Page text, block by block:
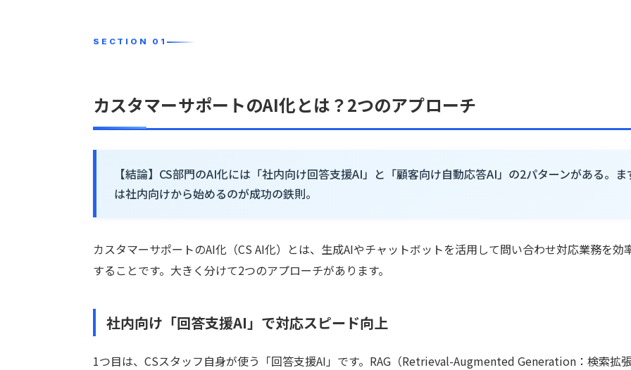
カスタマーサポートのAI化とは？2つのアプローチ
【結論】CS部門のAI化には「社内向け回答支援AI」と「顧客向け自動応答AI」の2パターンがある。ま
は社内向けから始めるのが成功の鉄則。
カスタマーサポートのAI化（CS AI化）とは、生成AIやチャットボットを活用して問い合わせ対応業務を効
することです。大きく分けて2つのアプローチがあります。
社内向け「回答支援AI」で対応スピード向上
1つ目は、CSスタッフ自身が使う「回答支援AI」です。RAG（Retrieval-Augmented Generation：検索拡